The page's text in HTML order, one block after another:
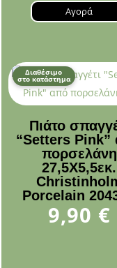
Αγορά
Διαθέσιμο
στο κατάστημα
Πιάτο
“Setters Pink”
πορσελάνη
27,5Χ5,5εκ.
Porcelain
9,90 €